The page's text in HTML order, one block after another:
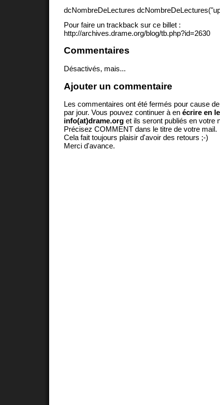
dcNombreDeLectures
Pour faire un trackback sur ce billet :
http://archives.drame.org/blog/tb.php?id=2630
Commentaires
Désactivés, mais...
Ajouter un commentaire
Les commentaires ont été fermés pour cause
par jour. Vous pouvez continuer à en écrire en
info(at)drame.org et ils seront publiés en votre
Précisez COMMENT dans le titre de votre mail.
Cela fait toujours plaisir d'avoir des retours ;-)
Merci d'avance.